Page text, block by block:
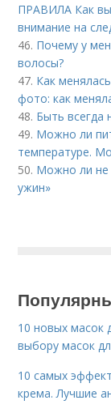
ПРАВИЛА Как
внимание на
46. Почему у
волосы?
47. Как
фото: как
48. Быть всегда
49. Можно ли
температуре.
50. Можно ли не
ужин»
10 новых масок
выбору масок
10 самых
крема. Лучшие